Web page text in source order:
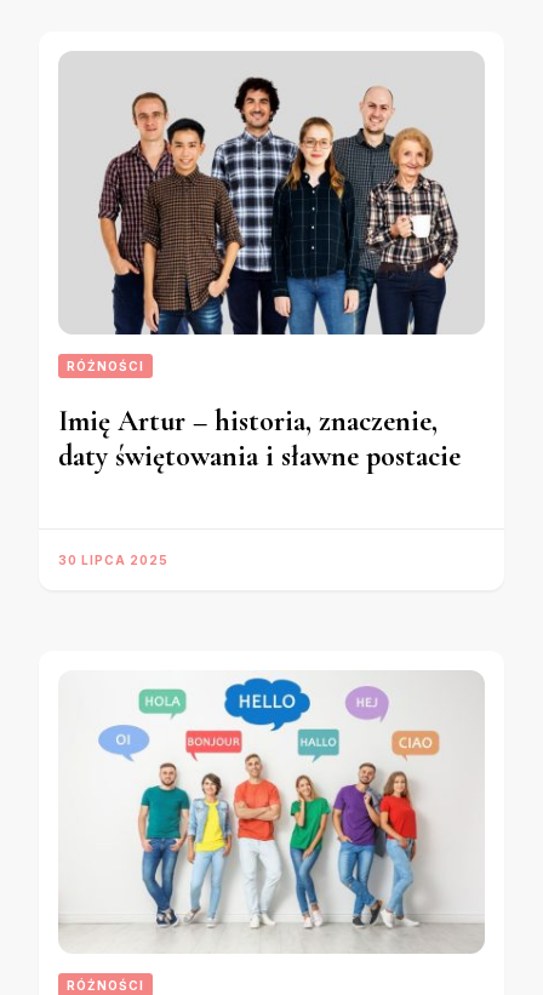
RÓŻNOŚCI
Imię Artur – historia, znaczenie,
daty świętowania i sławne postacie
30 LIPCA 2025
RÓŻNOŚCI